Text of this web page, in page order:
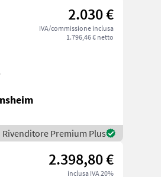
2.030 €
IVA/commissione inclusa
1.796,46 € netto
Rivenditore Premium Plus
2.398,80 €
inclusa IVA 20%